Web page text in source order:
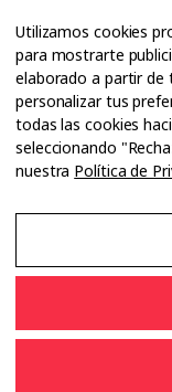
Ópticos
Cuadernos
Guías
Dossier
Anuarios
Ofertas de empleo
Utilizamos cookies
para mostrarte
elaborado a partir de
personalizar tus
todas las cookies
seleccionando
nuestra Política de